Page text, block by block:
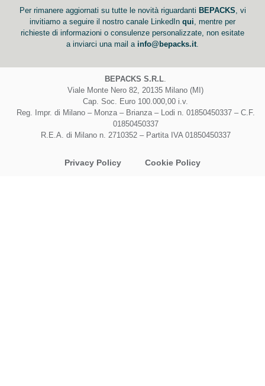
Per rimanere aggiornati su tutte le novità riguardanti BEPACKS, vi
invitiamo a seguire il nostro canale LinkedIn qui, mentre per
richieste di informazioni o consulenze personalizzate, non esitate
a inviarci una mail a info@bepacks.it.
BEPACKS S.R.L
Viale Monte Nero 82, 20135 Milano (MI)
Cap. Soc. Euro 100.000,00 i.v.
Reg. Impr. di Milano – Monza – Brianza – Lodi n. 01850450337 – C.F.
01850450337
R.E.A. di Milano n. 2710352 – Partita IVA 01850450337
Privacy Policy Cookie Policy